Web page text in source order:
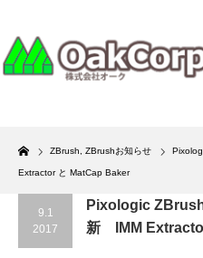
Home
ZBrush ZBrushお知らせ
Extractor と MatCap Baker
9.1
2017
Pixologic
新 IMM